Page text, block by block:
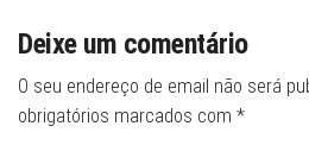
Deixe um comentário
O seu endereço de email não será
obrigatórios marcados com *